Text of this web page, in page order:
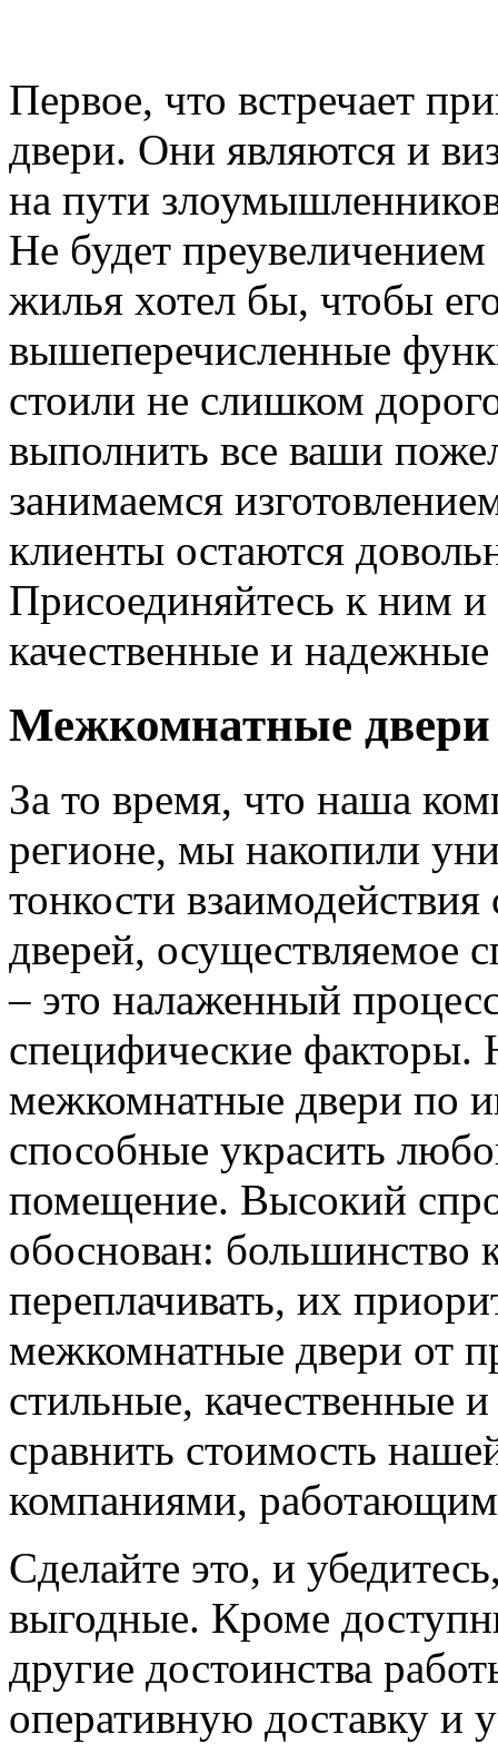
Первое, что встречает
двери. Они являются и
на пути
Не будет
жилья хотел бы, чтобы
вышеперечисленные
стоили не слишком
выполнить все ваши
занимаемся
клиенты остаются
Присоединяйтесь к ним
качественные и
Межкомнатные двери
За то время, что наша
регионе, мы накопили
тонкости
дверей, осуществляемое
– это налаженный
специфические
межкомнатные двери по
способные украсить
помещение. Высокий
обоснован: большинство
переплачивать, их
межкомнатные двери от
стильные, качественные
сравнить стоимость
компаниями,
Сделайте это, и
выгодные. Кроме
другие достоинства
оперативную доставку и